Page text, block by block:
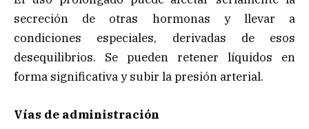
secreción de otras hormonas y llevar a
condiciones especiales, derivadas de esos
desequilibrios. Se pueden retener líquidos en
forma significativa y subir la presión arterial.
Vías de administración